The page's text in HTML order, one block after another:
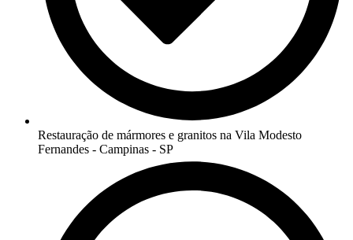
Restauração de mármores e granitos na Vila Modesto
Fernandes - Campinas - SP